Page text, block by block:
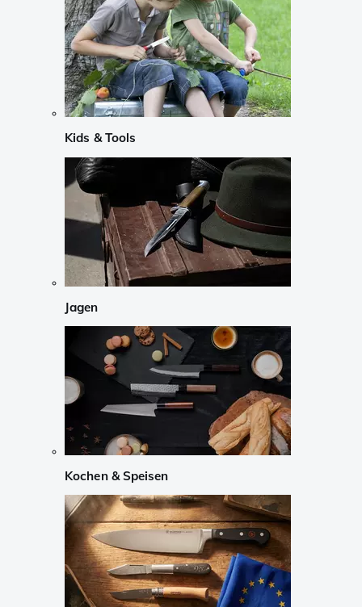
Kids & Tools
Jagen
Kochen & Speisen